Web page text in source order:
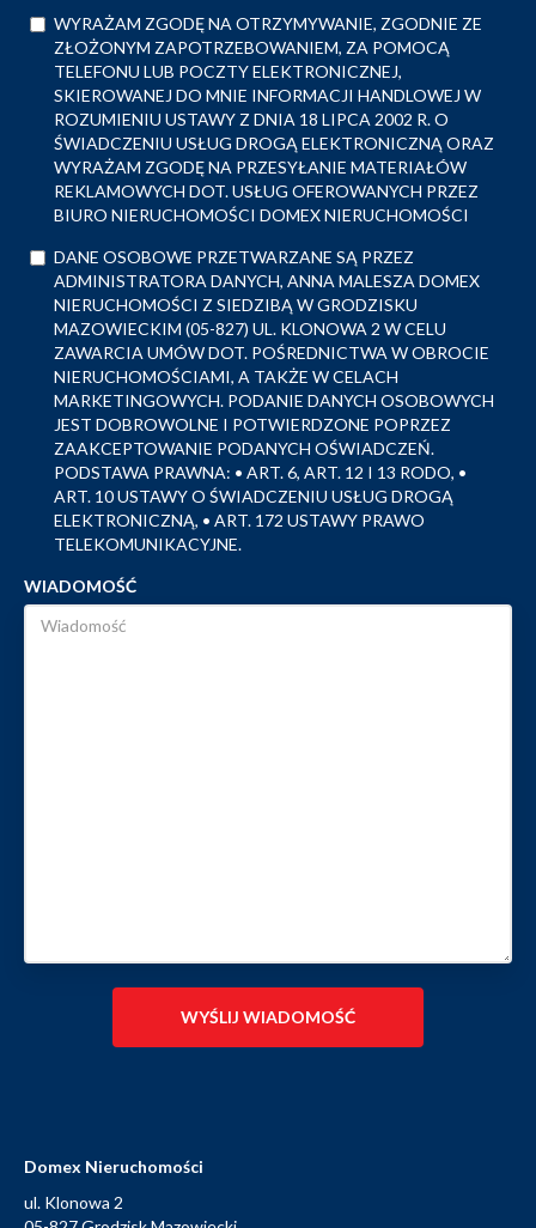
WYRAŻAM ZGODĘ NA OTRZYMYWANIE, ZGODNIE ZE
ZŁOŻONYM ZAPOTRZEBOWANIEM, ZA POMOCĄ
TELEFONU LUB POCZTY ELEKTRONICZNEJ,
SKIEROWANEJ DO MNIE INFORMACJI HANDLOWEJ W
ROZUMIENIU USTAWY Z DNIA 18 LIPCA 2002 R. O
ŚWIADCZENIU USŁUG DROGĄ ELEKTRONICZNĄ ORAZ
WYRAŻAM ZGODĘ NA PRZESYŁANIE MATERIAŁÓW
REKLAMOWYCH DOT. USŁUG OFEROWANYCH PRZEZ
BIURO NIERUCHOMOŚCI DOMEX NIERUCHOMOŚCI
DANE OSOBOWE PRZETWARZANE SĄ PRZEZ
ADMINISTRATORA DANYCH, ANNA MALESZA DOMEX
NIERUCHOMOŚCI Z SIEDZIBĄ W GRODZISKU
MAZOWIECKIM (05-827) UL. KLONOWA 2 W CELU
ZAWARCIA UMÓW DOT. POŚREDNICTWA W OBROCIE
NIERUCHOMOŚCIAMI, A TAKŻE W CELACH
MARKETINGOWYCH. PODANIE DANYCH OSOBOWYCH
JEST DOBROWOLNE I POTWIERDZONE POPRZEZ
ZAAKCEPTOWANIE PODANYCH OŚWIADCZEŃ.
PODSTAWA PRAWNA: • ART. 6, ART. 12 I 13 RODO, •
ART. 10 USTAWY O ŚWIADCZENIU USŁUG DROGĄ
ELEKTRONICZNĄ, • ART. 172 USTAWY PRAWO
TELEKOMUNIKACYJNE.
WIADOMOŚĆ
Domex Nieruchomości
ul. Klonowa 2